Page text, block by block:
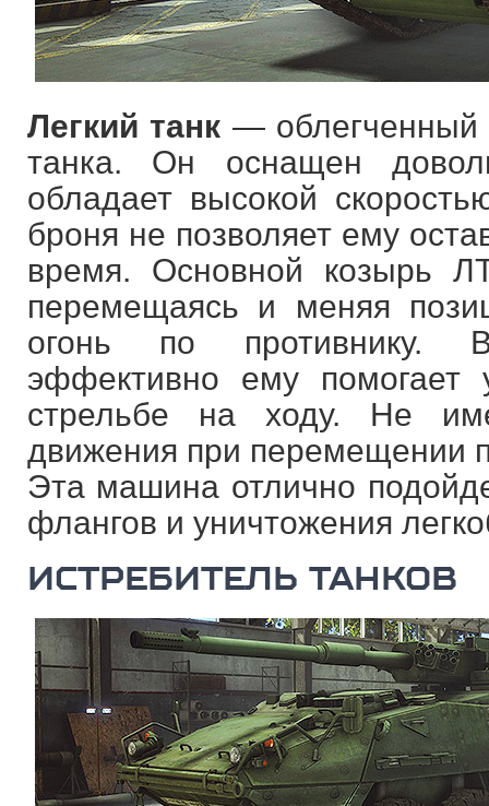
Легкий танк — облегченный
танка. Он оснащен
обладает высокой
броня не позволяет ему
время. Основной козырь
перемещаясь и меняя
огонь по противнику.
эффективно ему помогает
стрельбе на ходу. Не
движения при перемещении
Эта машина отлично
флангов и уничтожения
ИСТРЕБИТЕЛЬ ТАНКОВ